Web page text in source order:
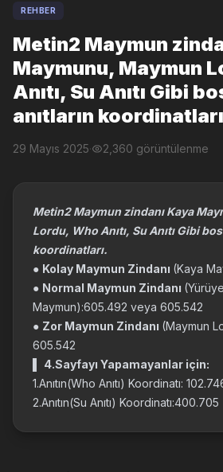
REHBER
Metin2 Maymun
Maymunu, Maymun
Anıtı, Su Anıtı Gibi
anıtların
29 Mayıs 2025· 2,360 görüntülenme
Metin2 Maymun zindanı Kaya
Lordu, Who Anıtı, Su Anıtı Gibi
koordinatları.
● Kolay Maymun Zindanı (Kaya
● Normal Maymun Zindanı
Maymun):605.492 veya 605.542
● Zor Maymun Zindanı (Maymun
605.542
4.Sayfayı Yapamayanlar için:
1.Anıtın(Who Anıtı) Koordinatı:
2.Anıtın(Su Anıtı) Koordinatı:400.705